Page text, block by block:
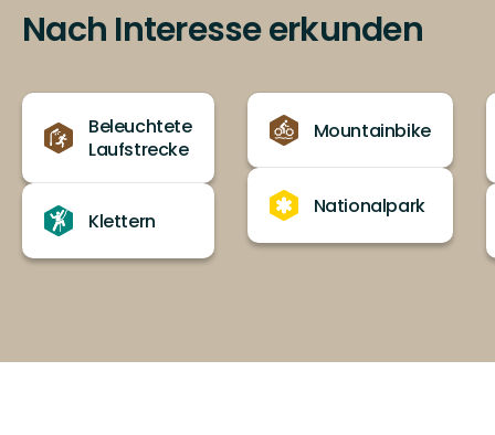
Nach Interesse erkunden
Beleuchtete
Laufstrecke
Klettern
Mountainbike
Nationalpark